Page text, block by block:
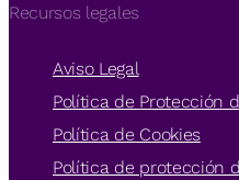
Recursos legales
Aviso Legal
Política de Protección
Política de Cookies
Política de protección